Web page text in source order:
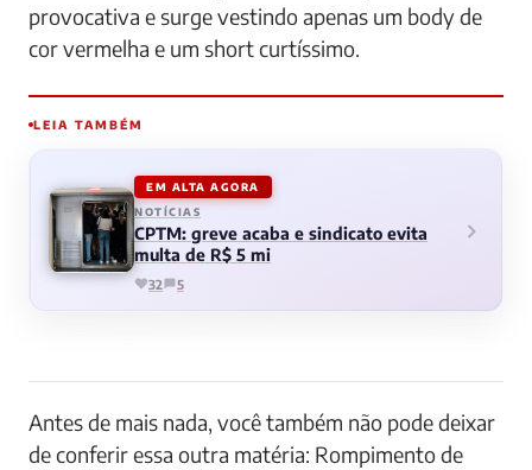
provocativa e surge vestindo apenas um body de
cor vermelha e um short curtíssimo.
LEIA TAMBÉM
EM ALTA AGORA
NOTÍCIAS
CPTM: greve acaba e sindicato evita
multa de R$ 5 mi
32 5
Antes de mais nada, você também não pode deixar
de conferir essa outra matéria: Rompimento de